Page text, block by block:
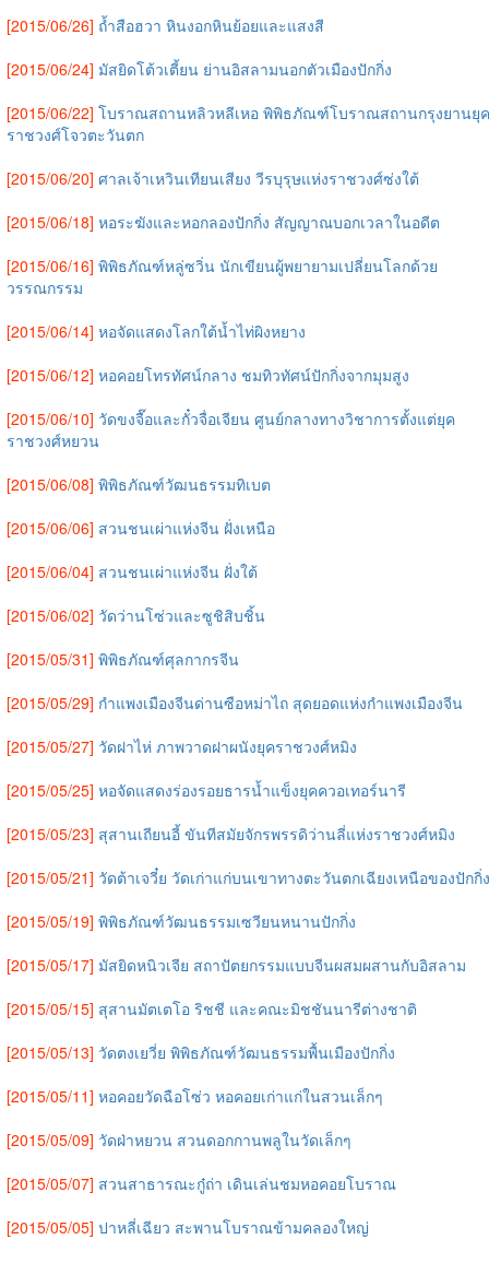
[2015/06/26] ถ้ำสือฮวา หินงอกหินย้อยและแสงสี
[2015/06/24] มัสยิดโต้วเตี้ยน ย่านอิสลามนอกตัวเมืองปักกิ่ง
[2015/06/22] โบราณสถานหลิวหลีเหอ พิพิธภัณฑ์โบราณสถานกรุงยานยุค
ราชวงศ์โจวตะวันตก
[2015/06/20] ศาลเจ้าเหวินเทียนเสียง วีรบุรุษแห่งราชวงศ์ซ่งใต้
[2015/06/18] หอระฆังและหอกลองปักกิ่ง สัญญาณบอกเวลาในอดีต
[2015/06/16] พิพิธภัณฑ์หลู่ซวิ่น นักเขียนผู้พยายามเปลี่ยนโลกด้วย
วรรณกรรม
[2015/06/14] หอจัดแสดงโลกใต้น้ำไท่ผิงหยาง
[2015/06/12] หอคอยโทรทัศน์กลาง ชมทิวทัศน์ปักกิ่งจากมุมสูง
[2015/06/10] วัดขงจื๊อและกั๋วจื่อเจียน ศูนย์กลางทางวิชาการตั้งแต่ยุค
ราชวงศ์หยวน
[2015/06/08] พิพิธภัณฑ์วัฒนธรรมทิเบต
[2015/06/06] สวนชนเผ่าแห่งจีน ฝั่งเหนือ
[2015/06/04] สวนชนเผ่าแห่งจีน ฝั่งใต้
[2015/06/02] วัดว่านโซ่วและซูชิสิบชิ้น
[2015/05/31] พิพิธภัณฑ์ศุลกากรจีน
[2015/05/29] กำแพงเมืองจีนด่านซือหม่าไถ สุดยอดแห่งกำแพงเมืองจีน
[2015/05/27] วัดฝาไห่ ภาพวาดฝาผนังยุคราชวงศ์หมิง
[2015/05/25] หอจัดแสดงร่องรอยธารน้ำแข็งยุคควอเทอร์นารี
[2015/05/23] สุสานเถียนอี้ ขันทีสมัยจักรพรรดิว่านลี่แห่งราชวงศ์หมิง
[2015/05/21] วัดต้าเจวี๋ย วัดเก่าแก่บนเขาทางตะวันตกเฉียงเหนือของปักกิ่ง
[2015/05/19] พิพิธภัณฑ์วัฒนธรรมเซวียนหนานปักกิ่ง
[2015/05/17] มัสยิดหนิวเจีย สถาปัตยกรรมแบบจีนผสมผสานกับอิสลาม
[2015/05/15] สุสานมัตเตโอ ริชชี และคณะมิชชันนารีต่างชาติ
[2015/05/13] วัดตงเยวี่ย พิพิธภัณฑ์วัฒนธรรมพื้นเมืองปักกิ่ง
[2015/05/11] หอคอยวัดฉือโซ่ว หอคอยเก่าแก่ในสวนเล็กๆ
[2015/05/09] วัดฝ่าหยวน สวนดอกกานพลูในวัดเล็กๆ
[2015/05/07] สวนสาธารณะกู๋ถ่า เดินเล่นชมหอคอยโบราณ
[2015/05/05] ปาหลี่เฉียว สะพานโบราณข้ามคลองใหญ่